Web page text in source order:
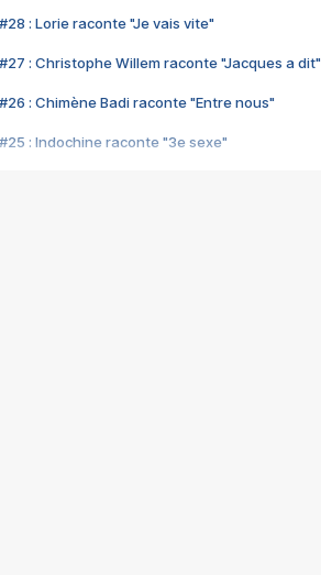
#28 : Lorie raconte "Je vais vite"
#27 : Christophe Willem raconte "Jacques a dit"
#26 : Chimène Badi raconte "Entre nous"
#25 : Indochine raconte "3e sexe"